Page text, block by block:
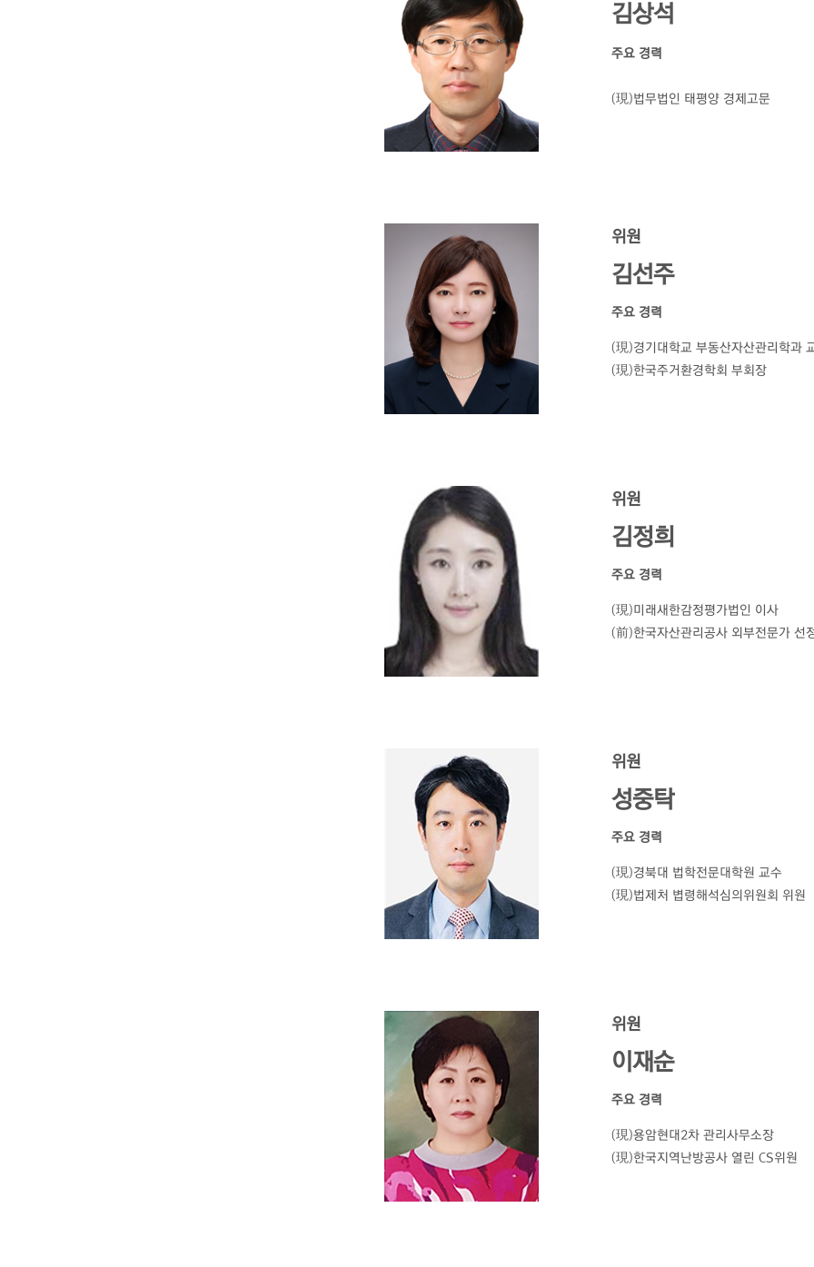
김상석
주요 경력
(現)법무법인 태평양 경제고문
위원
김선주
주요 경력
(現)경기대학교 부동산자산관리학과
(現)한국주거환경학회 부회장
위원
김정희
주요 경력
(現)미래새한감정평가법인 이사
(前)한국자산관리공사 외부전문가 선
위원
성중탁
주요 경력
(現)경북대 법학전문대학원 교수
(現)법제처 볍령해석심의위원회 위원
위원
이재순
주요 경력
(現)용암현대2차 관리사무소장
(現)한국지역난방공사 열린 CS위원